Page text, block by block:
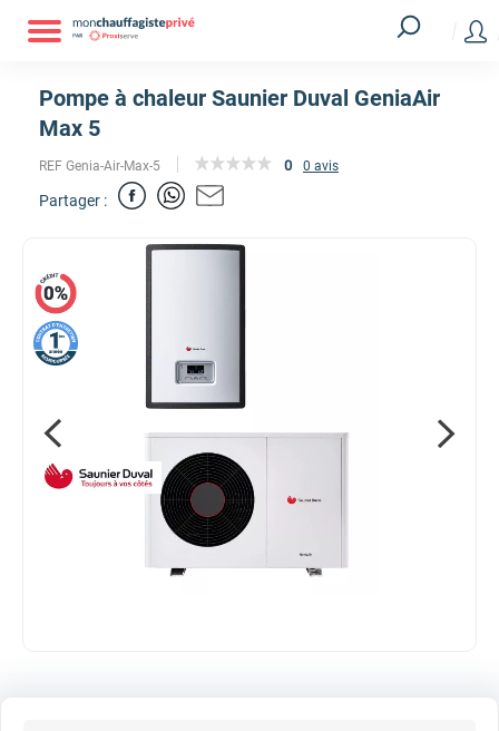
Pompe à chaleur Saunier Duval GeniaAir
Max 5
REF Genia-Air-Max-5 0 0 avis
Partager :